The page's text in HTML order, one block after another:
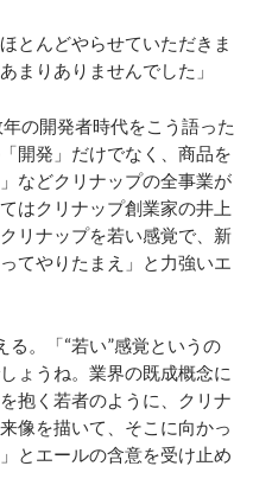
とんどやらせていただきま
まりありませんでした」
の開発者時代をこう語った
開発」だけでなく、商品を
などクリナップの全事業が
はクリナップ創業家の井上
リナップを若い感覚で、新
てやりたまえ」と力強いエ
。「“若い”感覚というの
ょうね。業界の既成概念に
抱く若者のように、クリナ
像を描いて、そこに向かっ
とエールの含意を受け止め